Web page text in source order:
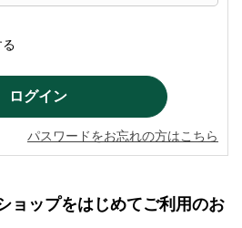
パスワードをお忘れの方はこちら
ョップをはじめてご利用のお